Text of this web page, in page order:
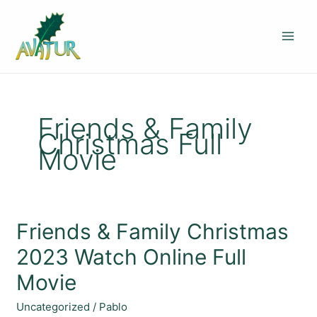
contenido
Friends & Family
Christmas Full
Movie
Friends & Family Christmas
2023 Watch Online Full
Movie
Uncategorized / Pablo
Friends
&
Family
Christmas
2023
Watch